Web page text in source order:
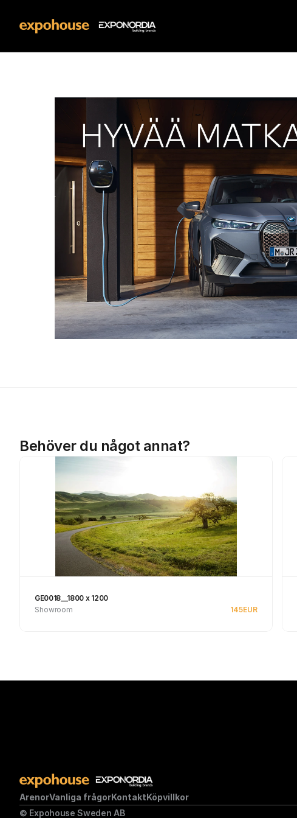
Behöver du något annat?
GE0018__1800 x 1200
Showroom
145EUR
ArenorVanliga frågorKontaktKöpvillkor
© Expohouse Sweden AB